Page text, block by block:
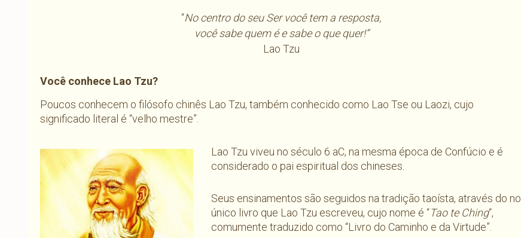
“No centro do seu Ser você tem a resposta,
você sabe quem é e sabe o que quer!”
Lao Tzu
Você conhece Lao Tzu?
Poucos conhecem o filósofo chinês Lao Tzu, também conhecido como Lao Tse ou Laozi, cujo
significado literal é “velho mestre”.
Lao Tzu viveu no século 6 aC, na mesma época de Confúcio e é
considerado o pai espiritual dos chineses.
Seus ensinamentos são seguidos na tradição taoísta, através do no
único livro que Lao Tzu escreveu, cujo nome é “Tao te Ching“,
comumente traduzido como “Livro do Caminho e da Virtude”.